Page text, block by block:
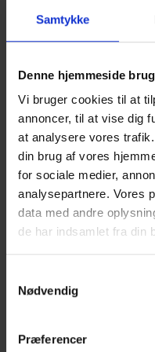
Samtykke
Denne hjemmeside
Vi bruger cookies til at
annoncer, til at vise dig
at analysere vores
din brug af vores
for sociale medier,
analysepartnere. Vores
data med andre
de har indsamlet fra din
Nødvendig
Præferencer
TRÆ 50
OG